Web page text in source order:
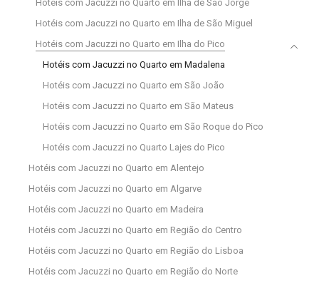
Hotéis com Jacuzzi no Quarto em Ilha de São Jorge
Hotéis com Jacuzzi no Quarto em Ilha de São Miguel
Hotéis com Jacuzzi no Quarto em Ilha do Pico
Hotéis com Jacuzzi no Quarto em Madalena
Hotéis com Jacuzzi no Quarto em São João
Hotéis com Jacuzzi no Quarto em São Mateus
Hotéis com Jacuzzi no Quarto em São Roque do Pico
Hotéis com Jacuzzi no Quarto Lajes do Pico
Hotéis com Jacuzzi no Quarto em Alentejo
Hotéis com Jacuzzi no Quarto em Algarve
Hotéis com Jacuzzi no Quarto em Madeira
Hotéis com Jacuzzi no Quarto em Região do Centro
Hotéis com Jacuzzi no Quarto em Região do Lisboa
Hotéis com Jacuzzi no Quarto em Região do Norte